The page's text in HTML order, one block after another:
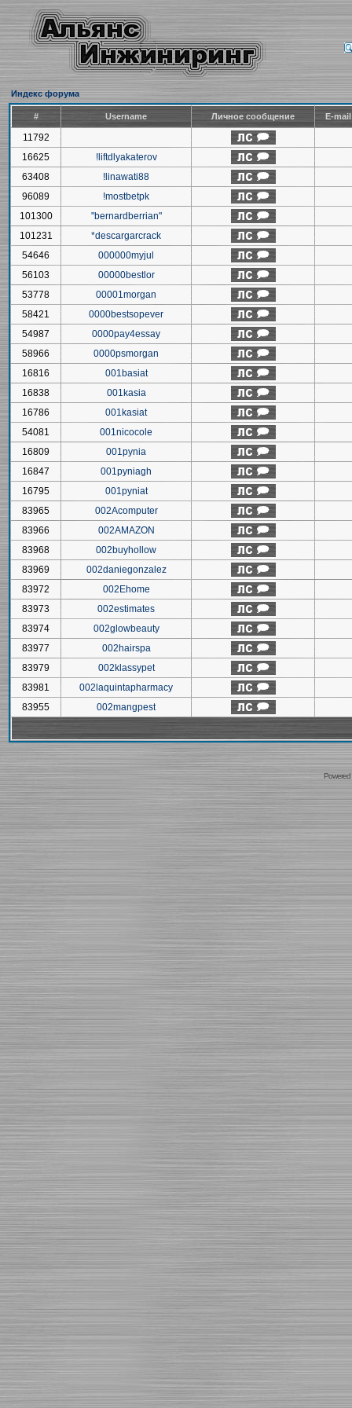
Индекс форума
# Username Личное сообщение E-
11792
16625
!liftdlyakaterov
63408
!linawati88
96089
!mostbetpk
101300
"bernardberrian"
101231
*descargarcrack
54646
000000myjul
56103
00000bestlor
53778
00001morgan
58421
0000bestsopever
54987
0000pay4essay
58966
0000psmorgan
16816
001basiat
16838
001kasia
16786
001kasiat
54081
001nicocole
16809
001pynia
16847
001pyniagh
16795
001pyniat
83965
002Acomputer
83966
002AMAZON
83968
002buyhollow
83969
002daniegonzalez
83972
002Ehome
83973
002estimates
83974
002glowbeauty
83977
002hairspa
83979
002klassypet
83981
002laquintapharmacy
83955
002mangpest